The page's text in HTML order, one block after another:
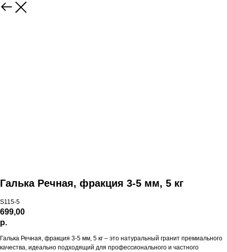
Галька Речная, фракция 3-5 мм, 5 кг
S115-5
699,00
р.
Галька Речная, фракция 3-5 мм, 5 кг – это натуральный гранит премиального
качества, идеально подходящий для профессионального и частного